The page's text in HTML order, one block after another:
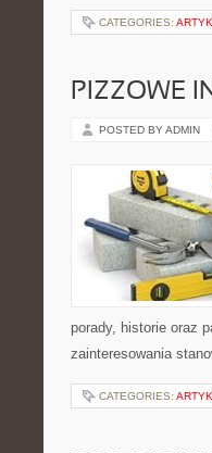
CATEGORIES:
PIZZOWE
POSTED BY ADMIN
porady, historie oraz
zainteresowania
CATEGORIES: